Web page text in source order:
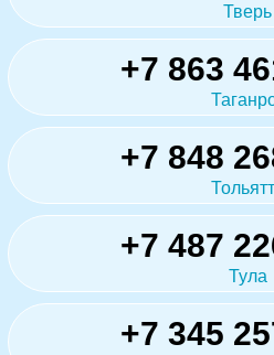
Тверь
+7 863
+7 848
+7 487
Тула
+7 345